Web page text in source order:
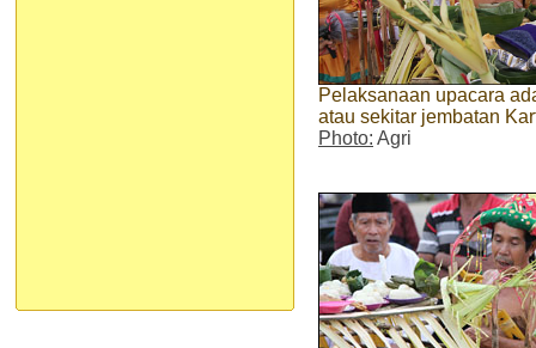
Pelaksanaan upacara
atau sekitar jembatan
Photo: Agri